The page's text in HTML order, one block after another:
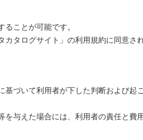
ことが可能です。
タログサイト」の利用規約に同意さ
づいて利用者が下した判断および起
与えた場合には、利用者の責任と費